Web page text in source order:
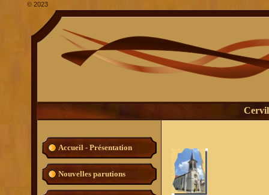
Accueil - Présentation
Nouvelles parutions
© 2023